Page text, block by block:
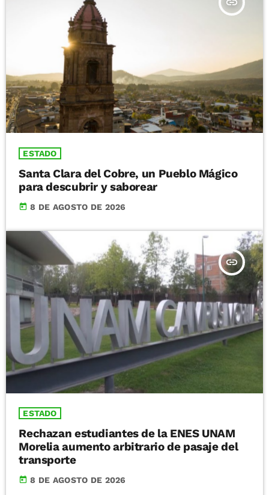
ESTADO
Santa Clara del Cobre, un Pueblo Mágico
para descubrir y saborear
today 8 DE AGOSTO DE 2026
insert_link
ESTADO
Rechazan estudiantes de la ENES UNAM
Morelia aumento arbitrario de pasaje del
transporte
today 8 DE AGOSTO DE 2026